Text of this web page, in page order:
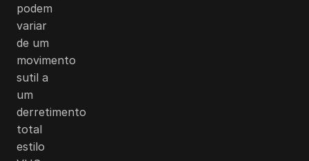
podem
variar
de um
movimento
sutil a
um
derretimento
total
estilo